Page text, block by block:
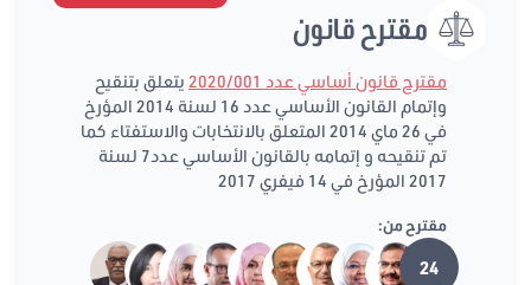
مقترح قانون
مقترح قانون أساسي عدد 2020/001
يتعلق بتنقيح
وإتمام القانون الأساسي عدد 16 لسنة 2014 المؤرخ
في 26 ماي 2014 المتعلق بالانتخابات والاستفتاء كما
تم تنقيحه و إتمامه بالقانون الأساسي عدد7 لسنة
2017 المؤرخ في 14 فيفري 2017
مقترح من:
24